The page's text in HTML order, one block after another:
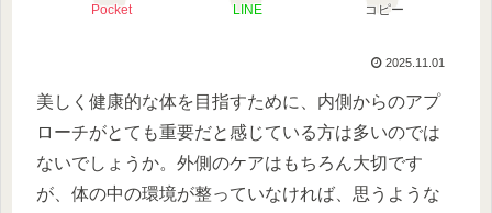
Pocket LINE コピー
2025.11.01
美しく健康的な体を目指すために、内側からのアプ
ローチがとても重要だと感じている方は多いのでは
ないでしょうか。外側のケアはもちろん大切です
が、体の中の環境が整っていなければ、思うような